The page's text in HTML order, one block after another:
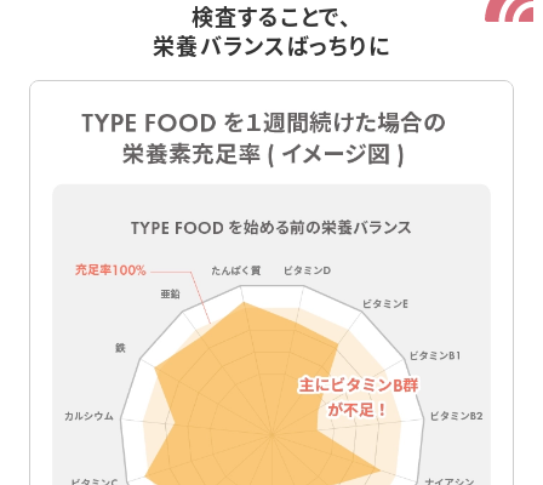
検査することで、
栄養バランスばっちりに